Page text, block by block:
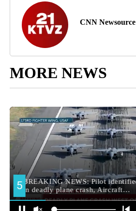
CNN Newsource
MORE NEWS